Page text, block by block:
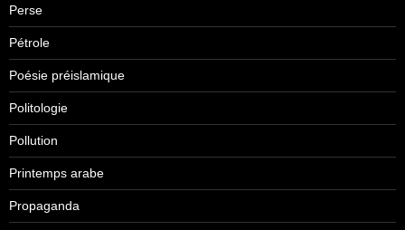
Perse
Pétrole
Poésie préislamique
Politologie
Pollution
Printemps arabe
Propaganda